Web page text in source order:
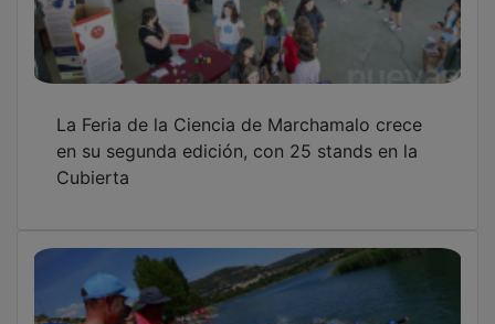
Pareja recupera con gran éxito su triatlón en
el Azud